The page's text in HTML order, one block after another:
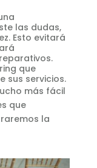
las dudas,
Esto evitará
que
sus servicios.
más fácil
que
la